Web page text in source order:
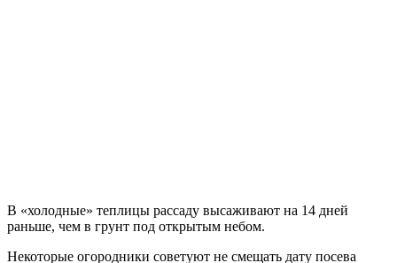
В «холодные» теплицы рассаду высаживают на 14 дней
раньше, чем в грунт под открытым небом.
Некоторые огородники советуют не смещать дату посева